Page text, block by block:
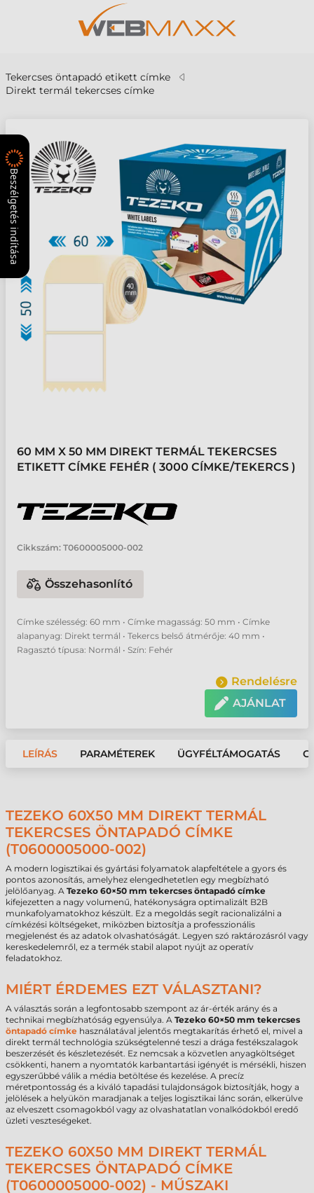
Tekercses öntapadó etikett címke
Direkt termál tekercses címke
60 MM X 50 MM DIREKT TERMÁL TEKERCSES
ETIKETT CÍMKE FEHÉR ( 3000 CÍMKE/TEKERCS )
Cikkszám: T0600005000-002
Összehasonlító
Címke szélesség: 60 mm • Címke magasság: 50 mm • Címke
alapanyag: Direkt termál • Tekercs belső átmérője: 40 mm •
Ragasztó típusa: Normál • Szín: Fehér
Rendelésre
AJÁNLAT
LEÍRÁS PARAMÉTEREK ÜGYFÉLTÁMOGATÁS
TEZEKO 60X50 MM DIREKT TERMÁL
TEKERCSES ÖNTAPADÓ CÍMKE
(T0600005000-002)
A modern logisztikai és gyártási folyamatok alapfeltétele a gyors és
pontos azonosítás, amelyhez elengedhetetlen egy megbízható
jelölőanyag. A Tezeko 60×50 mm tekercses öntapadó címke
kifejezetten a nagy volumenű, hatékonyságra optimalizált B2B
munkafolyamatokhoz készült. Ez a megoldás segít racionalizálni a
címkézési költségeket, miközben biztosítja a professzionális
megjelenést és az adatok olvashatóságát. Legyen szó raktározásról vagy
kereskedelemről, ez a termék stabil alapot nyújt az operatív
feladatokhoz.
MIÉRT ÉRDEMES EZT VÁLASZTANI?
A választás során a legfontosabb szempont az ár-érték arány és a
technikai megbízhatóság egyensúlya. A Tezeko 60×50 mm tekercses
öntapadó címke használatával jelentős megtakarítás érhető el, mivel a
direkt termál technológia szükségtelenné teszi a drága festékszalagok
beszerzését és készletezését. Ez nemcsak a közvetlen anyagköltséget
csökkenti, hanem a nyomtatók karbantartási igényét is mérsékli, hiszen
egyszerűbbé válik a média betöltése és kezelése. A precíz
méretpontosság és a kiváló tapadási tulajdonságok biztosítják, hogy a
jelölések a helyükön maradjanak a teljes logisztikai lánc során, elkerülve
az elveszett csomagokból vagy az olvashatatlan vonalkódokból eredő
üzleti veszteségeket.
TEZEKO 60X50 MM DIREKT TERMÁL
TEKERCSES ÖNTAPADÓ CÍMKE
(T0600005000-002) - MŰSZAKI
Beszélgetés indítása